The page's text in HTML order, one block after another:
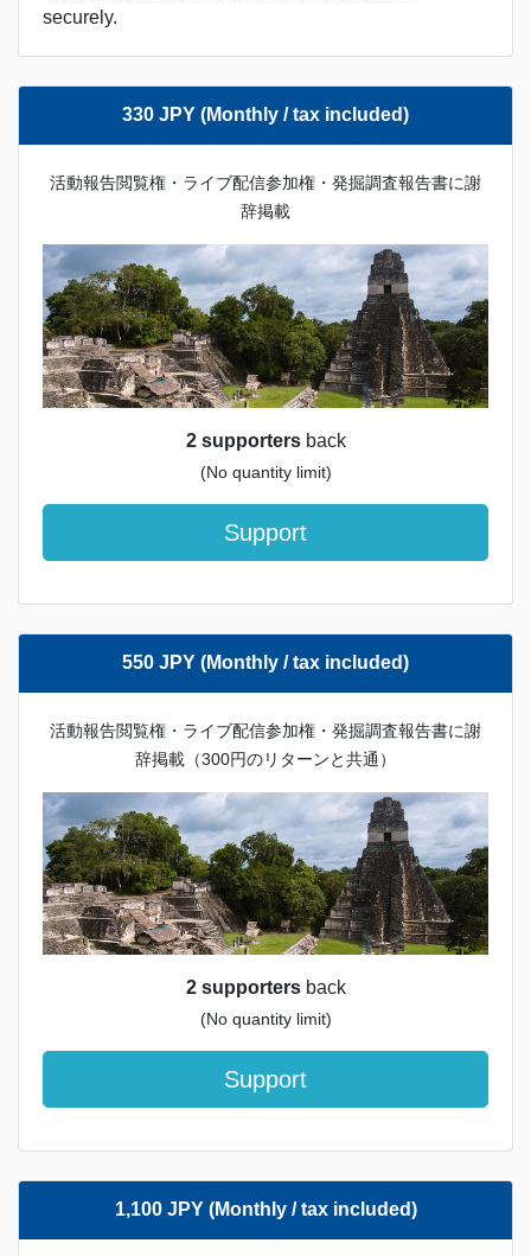
securely.
330 JPY (Monthly / tax included)
活動報告閲覧権・ライブ配信参加権・発掘調査報告書に謝
辞掲載
2 supportersback
(No quantity limit)
Support
550 JPY (Monthly / tax included)
活動報告閲覧権・ライブ配信参加権・発掘調査報告書に謝
辞掲載（300円のリターンと共通）
2 supportersback
(No quantity limit)
Support
1,100 JPY (Monthly / tax included)